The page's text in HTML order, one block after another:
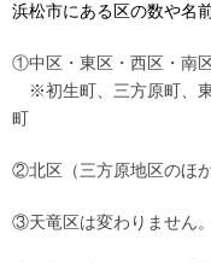
浜松市にある区の数や名
①中区・東区・西区・
※初生町、三方原町、
町
②北区（三方原地区の
③天竜区は変わりません。